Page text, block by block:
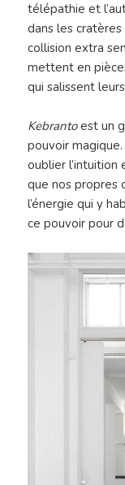
télépathie et
dans les
collision extra
mettent en
qui salissent
Kebrantoest un
pouvoir
oublier
que nos propres
l’énergie qui y
ce pouvoir pour